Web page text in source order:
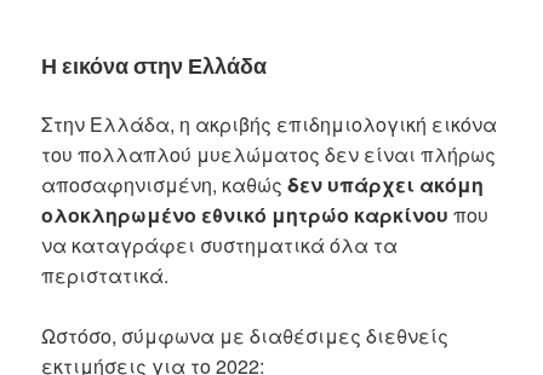
Η εικόνα στην Ελλάδα
Στην Ελλάδα, η ακριβής επιδημιολογική εικόνα
του πολλαπλού μυελώματος δεν είναι πλήρως
αποσαφηνισμένη, καθώςδεν υπάρχει ακόμη
ολοκληρωμένο εθνικό μητρώο καρκίνου που
να καταγράφει συστηματικά όλα τα
περιστατικά.
Ωστόσο, σύμφωνα με διαθέσιμες διεθνείς
εκτιμήσεις για το 2022: